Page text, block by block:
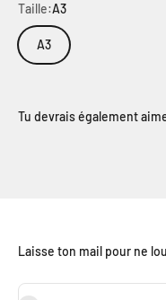
Taille:A3
A3
Tu devrais également
Laisse ton mail pour ne